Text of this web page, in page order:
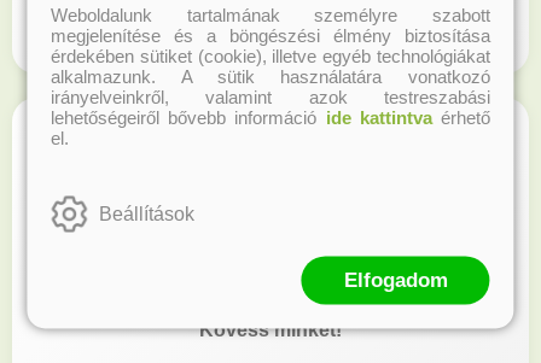
Regisztrálj honlapunkon és gyűjtsd a hűségpontokat!
Kövess minket!
Weboldalunk tartalmának személyre szabott
megjelenítése és a böngészési élmény biztosítása
érdekében sütiket (cookie), illetve egyéb technológiákat
alkalmazunk. A sütik használatára vonatkozó
irányelveinkről, valamint azok testreszabási
lehetőségeiről bővebb információ ide kattintvaérhető
el.
Beállítások
Elfogadom